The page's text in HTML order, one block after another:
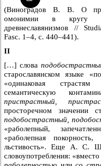
(Виноградов В. В. О
омонимии в кругу
древнеславянизмов //
Fasc. 1–4, с. 440–441).
II
[…] слова
старославянском языке
«одинаковая
семантическую
пристрастный,
просторечном
подобострастный,
«раболепный,
«раболепная
льстивость». Еще А. С.
словоупотребления: «вместо